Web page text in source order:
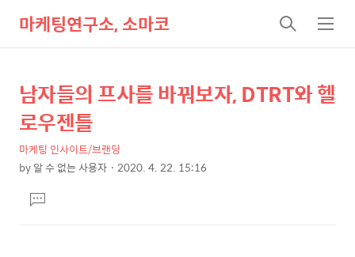
마케팅연구소, 소마코
검
색
메
뉴
상
세
컨
텐
본
문
제
목
남자들의 프사를 바꿔보자, DTRT와 헬
로우젠틀
마케팅 인사이트/브랜딩
by알 수 없는 사용자 2020. 4. 22. 15:16
문댓
글